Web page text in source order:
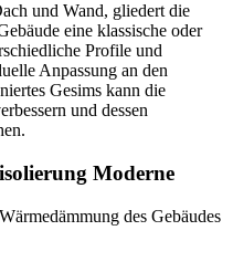
und Wand, gliedert die
eine klassische oder
Profile und
Anpassung an den
Gesims kann die
und dessen
Moderne
des Gebäudes